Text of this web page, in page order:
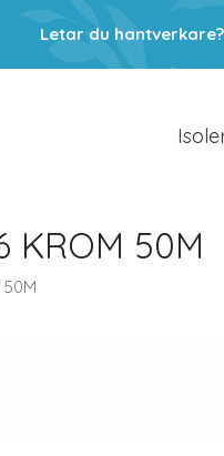
Letar du hantverkare?
KROM 50M
50M